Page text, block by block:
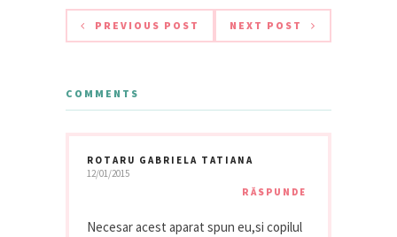
PREVIOUS POST NEXT POST
COMMENTS
ROTARU GABRIELA TATIANA
12/01/2015
RĂSPUNDE
Necesar acest aparat spun eu,si copilul